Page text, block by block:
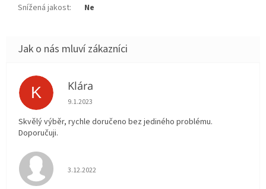
Snížená jakost: Ne
K Klára
Hodnocení obchodu je 5 z 5 hvězdiček.
9.1.2023
Skvělý výběr, rychle doručeno bez jediného problému.
Doporučuji.
Hodnocení obchodu je 5 z 5 hvězdiček.
3.12.2022